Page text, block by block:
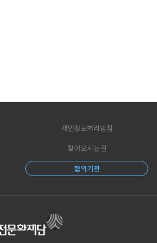
개인정보처리방침
찾아오시는길
협약기관